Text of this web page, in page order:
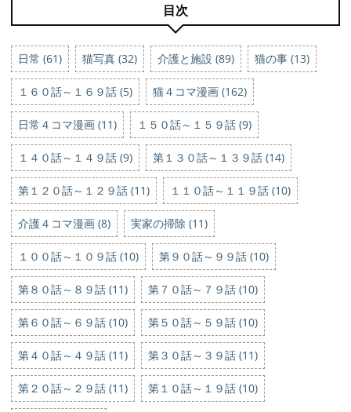
目次
日常 (61) 猫写真 (32) 介護と施設 (89) 猫の事 (13)
１６０話～１６９話 (5) 猫４コマ漫画 (162)
日常４コマ漫画 (11) １５０話～１５９話 (9)
１４０話～１４９話 (9) 第１３０話～１３９話 (14)
第１２０話～１２９話 (11) １１０話～１１９話 (10)
介護４コマ漫画 (8) 実家の掃除 (11)
１００話～１０９話 (10) 第９０話～９９話 (10)
第８０話～８９話 (11) 第７０話～７９話 (10)
第６０話～６９話 (10) 第５０話～５９話 (10)
第４０話～４９話 (11) 第３０話～３９話 (11)
第２０話～２９話 (11) 第１０話～１９話 (10)